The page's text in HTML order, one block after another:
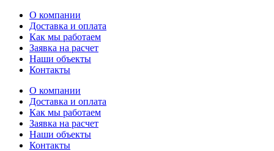
О компании
Доставка и оплата
Как мы работаем
Заявка на расчет
Наши объекты
Контакты
О компании
Доставка и оплата
Как мы работаем
Заявка на расчет
Наши объекты
Контакты